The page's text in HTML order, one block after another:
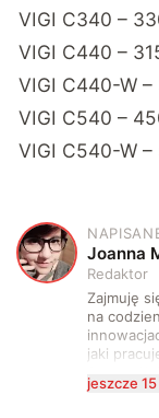
VIGI C340 –
VIGI C440 –
VIGI C440-W –
VIGI C540 –
VIGI C540-W –
J Joanna
Redaktor
Zajmuję
na
jaki
jeszcze 15